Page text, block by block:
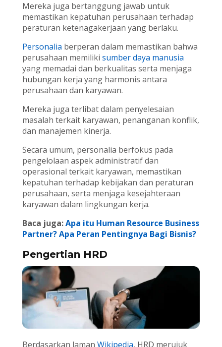
Mereka juga bertanggung jawab untuk
memastikan kepatuhan perusahaan terhadap
peraturan ketenagakerjaan yang berlaku.
Personalia berperan dalam memastikan bahwa
perusahaan memiliki sumber daya manusia
yang memadai dan berkualitas serta menjaga
hubungan kerja yang harmonis antara
perusahaan dan karyawan.
Mereka juga terlibat dalam penyelesaian
masalah terkait karyawan, penanganan konflik,
dan manajemen kinerja.
Secara umum, personalia berfokus pada
pengelolaan aspek administratif dan
operasional terkait karyawan, memastikan
kepatuhan terhadap kebijakan dan peraturan
perusahaan, serta menjaga kesejahteraan
karyawan dalam lingkungan kerja.
Baca juga:Apa itu Human Resource Business
Partner? Apa Peran Pentingnya Bagi Bisnis?
Pengertian HRD
Berdasarkan laman Wikipedia, HRD merujuk